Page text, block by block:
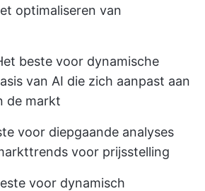
optimaliseren van
beste voor dynamische
van AI die zich aanpast aan
de markt
voor diepgaande analyses
voor prijsstelling
voor dynamisch